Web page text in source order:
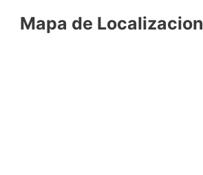
Mapa de Localizacion